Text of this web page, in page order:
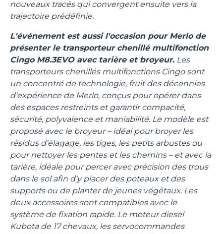
nouveaux tracés qui convergent ensuite vers la
trajectoire prédéfinie.
L'événement est aussi l'occasion pour Merlo de
présenter le transporteur chenillé multifonction
Cingo M8.3EVO avec tarière et broyeur. Les
transporteurs chenillés multifonctions Cingo sont
un concentré de technologie, fruit des décennies
d'expérience de Merlo, conçus pour opérer dans
des espaces restreints et garantir compacité,
sécurité, polyvalence et maniabilité. Le modèle est
proposé avec le broyeur – idéal pour broyer les
résidus d'élagage, les tiges, les petits arbustes ou
pour nettoyer les pentes et les chemins – et avec la
tarière, idéale pour percer avec précision des trous
dans le sol afin d'y placer des poteaux et des
supports ou de planter de jeunes végétaux. Les
deux accessoires sont compatibles avec le
système de fixation rapide. Le moteur diesel
Kubota de 17 chevaux, les servocommandes